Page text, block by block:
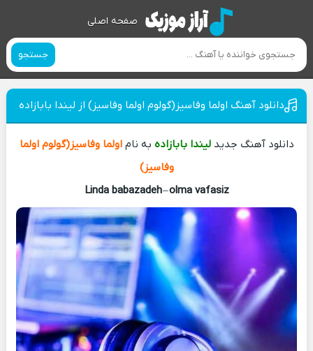
صفحه اصلی
جستجو
دانلود آهنگ اولما وفاسیز(گولوم اولما وفاسیز) از لیندا بابازاده
دانلود آهنگ جدیدلیندا بابازاده به ناماولما وفاسیز(گولوم اولما
وفاسیز)
Linda babazadeh–olma vafasiz